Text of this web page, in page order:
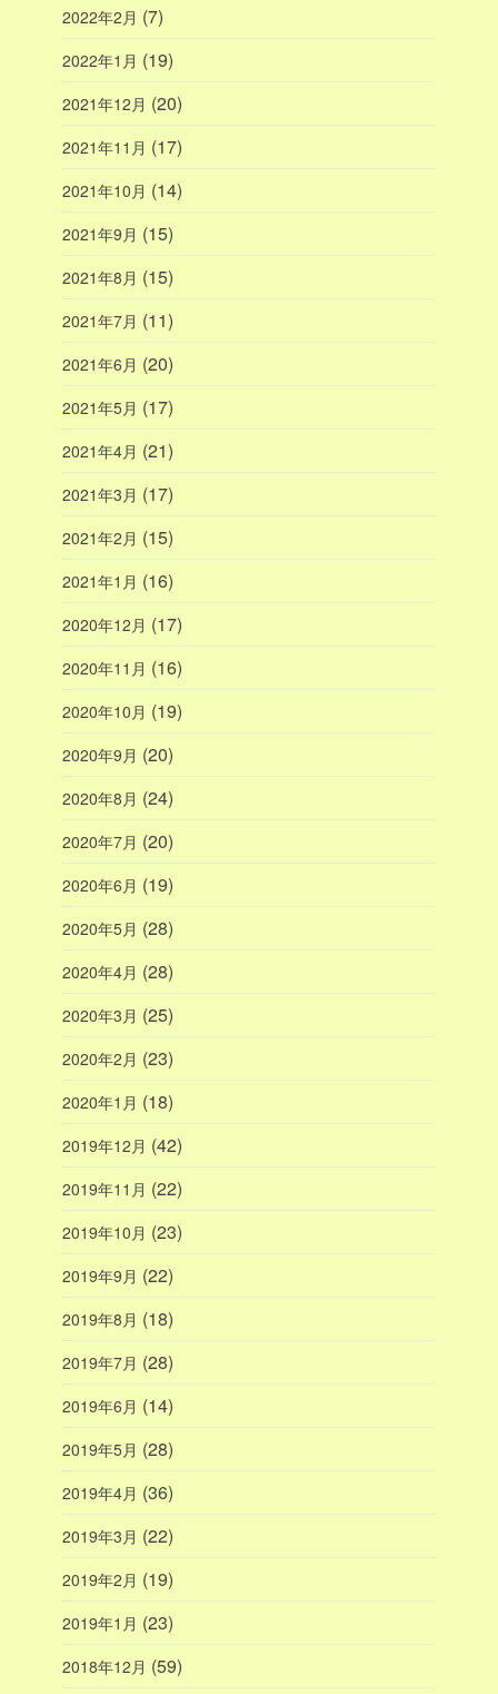
2022年2月 (7)
2022年1月 (19)
2021年12月 (20)
2021年11月 (17)
2021年10月 (14)
2021年9月 (15)
2021年8月 (15)
2021年7月 (11)
2021年6月 (20)
2021年5月 (17)
2021年4月 (21)
2021年3月 (17)
2021年2月 (15)
2021年1月 (16)
2020年12月 (17)
2020年11月 (16)
2020年10月 (19)
2020年9月 (20)
2020年8月 (24)
2020年7月 (20)
2020年6月 (19)
2020年5月 (28)
2020年4月 (28)
2020年3月 (25)
2020年2月 (23)
2020年1月 (18)
2019年12月 (42)
2019年11月 (22)
2019年10月 (23)
2019年9月 (22)
2019年8月 (18)
2019年7月 (28)
2019年6月 (14)
2019年5月 (28)
2019年4月 (36)
2019年3月 (22)
2019年2月 (19)
2019年1月 (23)
2018年12月 (59)